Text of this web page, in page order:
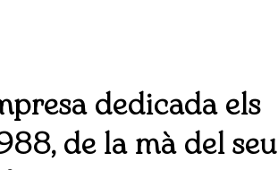
dedicada els
de la mà del seu